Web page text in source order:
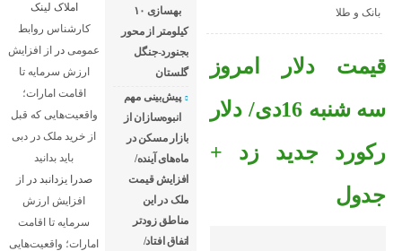
بانک و طلا
قیمت دلار امروز
سه شنبه 16دی/ دلار
رکورد جدید زد +
جدول
بهسازی ۱۰
کیلومتر از محور
بجنورد-جنگل
گلستان
پیش‌بینی مهم
انبوه‌سازان از
بازار مسکن در
ماه‌های آینده/
افزایش قیمت
ملک در این
مناطق زودتر
اتفاق افتاد/
املاک لینک
کارشناس روابط
عمومیدر
از افزایش
ارزش سرمایه تا
اقامت امارات؛
واقعیت‌هایی که قبل
از خرید ملک در دبی
باید بدانید
صدرا یزدانبد در
از
افزایش ارزش
سرمایه تا اقامت
امارات؛ واقعیت‌هایی